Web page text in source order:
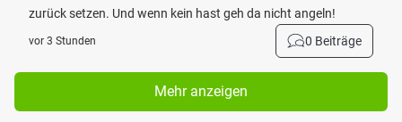
zurück setzen. Und wenn kein hast geh da nicht angeln!
vor 3 Stunden 0 Beiträge
Mehr anzeigen